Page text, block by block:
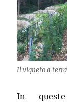
Il vigneto a
In